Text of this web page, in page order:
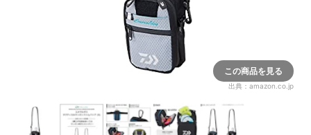
この商品を見る
出典： amazon.co.jp